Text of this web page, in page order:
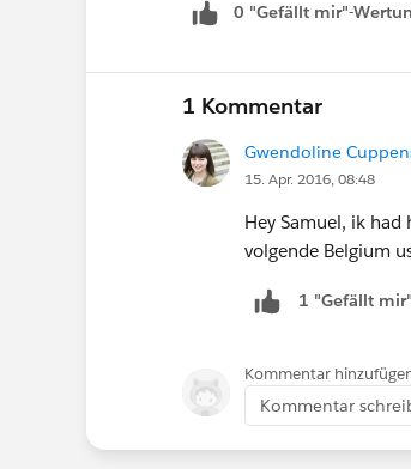
0 "Gefällt mir"-
1 Kommentar
Gwendoline
15. Apr. 2016, 08:48
Hey Samuel, ik
volgende Belgium
1 "Gefällt
Kommentar
Kommentar